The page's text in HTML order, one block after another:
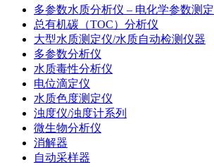
多参数水质分析仪 – 电化学参数测定
总有机碳（TOC）分析仪
大型水质测定仪/水质自动检测仪器
多参数分析仪
水质毒性分析仪
电位滴定仪
水质色度测定仪
浊度仪/浊度计系列
微生物分析仪
消解器
自动采样器